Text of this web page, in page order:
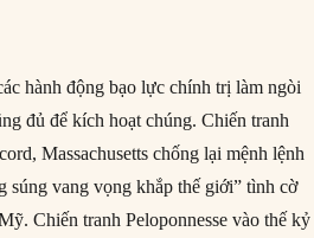
hành động bạo lực chính trị làm ngòi
đủ để kích hoạt chúng. Chiến tranh
Massachusetts chống lại mệnh lệnh
súng vang vọng khắp thế giới” tình cờ
Chiến tranh Peloponnesse vào thế kỷ